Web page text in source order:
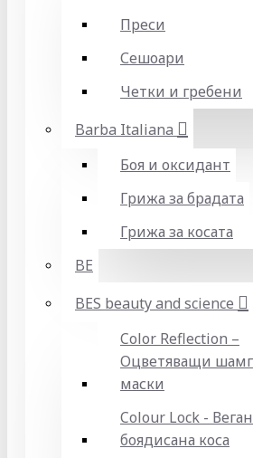
Преси
Сешоари
Четки и гребени
Barba Italiana
Боя и оксидант
Грижа за брадата
Грижа за косата
BE
BES beauty and science
Color Reflection –
Оцветяващи
маски
Colour Lock -
боядисана коса